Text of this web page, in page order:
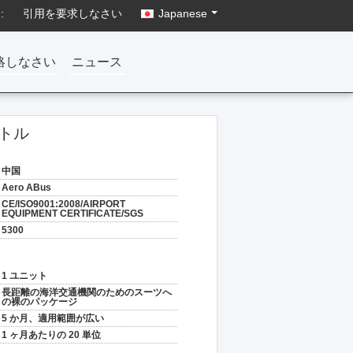
引用を要求しなさい Japanese
しなさい ニュース
ル
中国
Aero ABus
CE/ISO9001:2008/AIRPORT
EQUIPMENT CERTIFICATE/SGS
5300
1 ユニット
長距離の海洋交通機関のためのスーツへ
の裸のパッケージ
5 か月、適用範囲が広い
1 ヶ月あたりの 20 単位